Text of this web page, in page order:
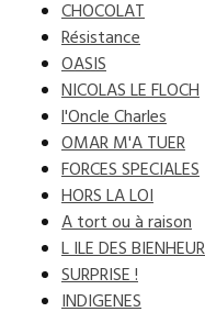
CHOCOLAT
Résistance
OASIS
NICOLAS LE FLOCH
l'Oncle Charles
OMAR M'A TUER
FORCES SPECIALES
HORS LA LOI
A tort ou à raison
L ILE DES
SURPRISE !
INDIGENES